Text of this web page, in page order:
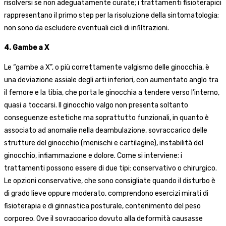
risolversi se non adeguatamente curate; i trattamenti fisioterapici
rappresentano il primo step per la risoluzione della sintomatologia;
non sono da escludere eventuali cicli di infiltrazioni.
4. Gambe a X
Le “gambe a X”, o più correttamente valgismo delle ginocchia, è
una deviazione assiale degli arti inferiori, con aumentato anglo tra
il femore e la tibia, che porta le ginocchia a tendere verso l’interno,
quasi a toccarsi. Il ginocchio valgo non presenta soltanto
conseguenze estetiche ma soprattutto funzionali, in quanto è
associato ad anomalie nella deambulazione, sovraccarico delle
strutture del ginocchio (menischi e cartilagine), instabilità del
ginocchio, infiammazione e dolore. Come si interviene: i
trattamenti possono essere di due tipi: conservativo o chirurgico.
Le opzioni conservative, che sono consigliate quando il disturbo è
di grado lieve oppure moderato, comprendono esercizi mirati di
fisioterapia e di ginnastica posturale, contenimento del peso
corporeo. Ove il sovraccarico dovuto alla deformità causasse